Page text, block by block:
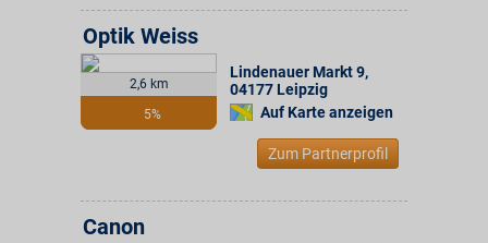
2,6 km
5%
Optik Weiss
Lindenauer Markt 9,
04177 Leipzig
Auf Karte anzeigen
Zum Partnerprofil
Canon